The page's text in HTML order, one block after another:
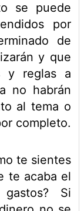
se puede
por
de
y que
y reglas a
no habrán
al tema o
completo.
te sientes
te acaba el
Si